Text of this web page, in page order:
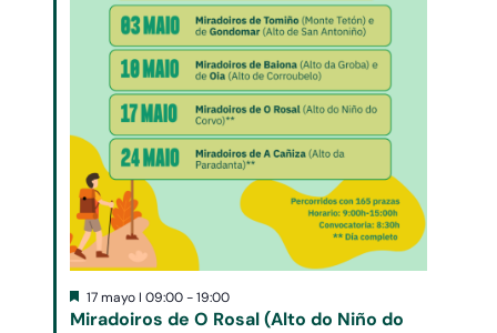
Miradoiros de O Rosal (Alto do Niño do
Destacado
17 mayo I 09:00-19:00